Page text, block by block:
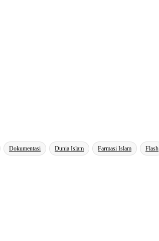
Dokumentasi Dunia Islam Farmasi Islam Flash